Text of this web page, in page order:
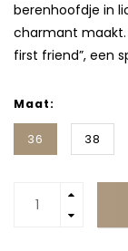
berenhoofdje in
charmant maakt.
first friend”, een
Maat:
36 38